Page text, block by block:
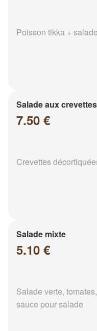
Poisson tikka +
Salade aux crevettes
7.50 €
Crevettes
Salade mixte
5.10 €
Salade verte,
sauce pour salade